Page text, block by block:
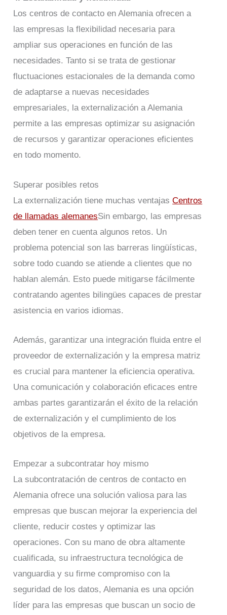
Los centros de contacto en Alemania ofrecen a
las empresas la flexibilidad necesaria para
ampliar sus operaciones en función de las
necesidades. Tanto si se trata de gestionar
fluctuaciones estacionales de la demanda como
de adaptarse a nuevas necesidades
empresariales, la externalización a Alemania
permite a las empresas optimizar su asignación
de recursos y garantizar operaciones eficientes
en todo momento.
Superar posibles retos
La externalización tiene muchas ventajasCentros
de llamadas alemanesSin embargo, las empresas
deben tener en cuenta algunos retos. Un
problema potencial son las barreras lingüísticas,
sobre todo cuando se atiende a clientes que no
hablan alemán. Esto puede mitigarse fácilmente
contratando agentes bilingües capaces de prestar
asistencia en varios idiomas.
Además, garantizar una integración fluida entre el
proveedor de externalización y la empresa matriz
es crucial para mantener la eficiencia operativa.
Una comunicación y colaboración eficaces entre
ambas partes garantizarán el éxito de la relación
de externalización y el cumplimiento de los
objetivos de la empresa.
Empezar a subcontratar hoy mismo
La subcontratación de centros de contacto en
Alemania ofrece una solución valiosa para las
empresas que buscan mejorar la experiencia del
cliente, reducir costes y optimizar las
operaciones. Con su mano de obra altamente
cualificada, su infraestructura tecnológica de
vanguardia y su firme compromiso con la
seguridad de los datos, Alemania es una opción
líder para las empresas que buscan un socio de